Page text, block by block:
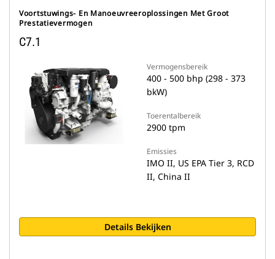
Voortstuwings- En Manoeuvreeroplossingen Met Groot
Prestatievermogen
C7.1
Vermogensbereik
400 - 500 bhp (298 - 373
bkW)
Toerentalbereik
2900 tpm
Emissies
IMO II, US EPA Tier 3, RCD
II, China II
Details Bekijken